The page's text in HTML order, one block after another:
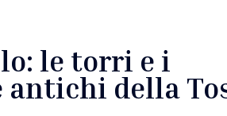
le torri e i
della